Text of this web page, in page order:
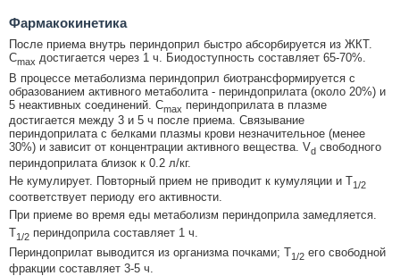
Фармакокинетика
После приема внутрь периндоприл быстро абсорбируется из ЖКТ.
Cmax достигается через 1 ч. Биодоступность составляет 65-70%.
В процессе метаболизма периндоприл биотрансформируется с
образованием активного метаболита - периндоприлата (около 20%) и
5 неактивных соединений. Cmax периндоприлата в плазме
достигается между 3 и 5 ч после приема. Связывание
периндоприлата с белками плазмы крови незначительное (менее
30%) и зависит от концентрации активного вещества. Vd свободного
периндоприлата близок к 0.2 л/кг.
Не кумулирует. Повторный прием не приводит к кумуляции и T1/2
соответствует периоду его активности.
При приеме во время еды метаболизм периндоприла замедляется.
T1/2 периндоприла составляет 1 ч.
Периндоприлат выводится из организма почками; T1/2 его свободной
фракции составляет 3-5 ч.